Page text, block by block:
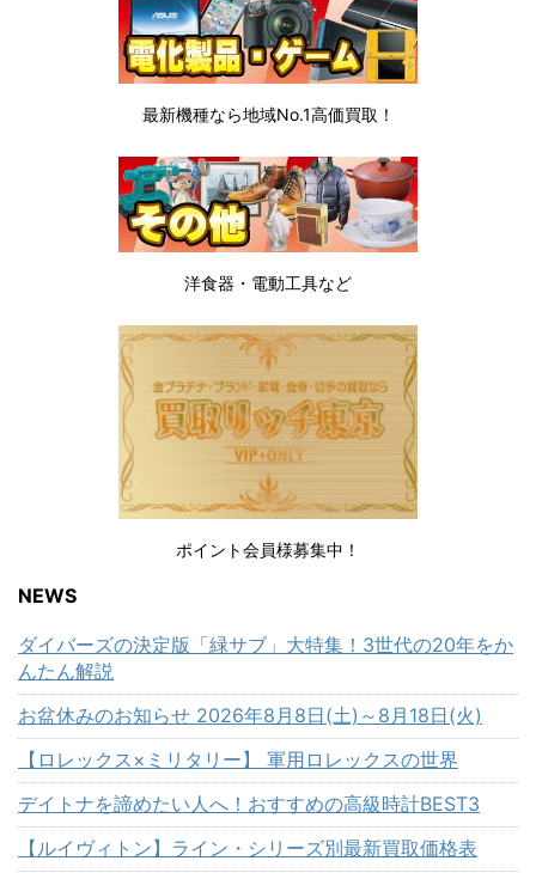
最新機種なら地域No.1高価買取！
洋食器・電動工具など
ポイント会員様募集中！
NEWS
ダイバーズの決定版「緑サブ」大特集！3世代の20年をか
んたん解説
お盆休みのお知らせ 2026年8月8日(土)～8月18日(火)
【ロレックス×ミリタリー】 軍用ロレックスの世界
デイトナを諦めたい人へ！おすすめの高級時計BEST3
【ルイヴィトン】ライン・シリーズ別最新買取価格表